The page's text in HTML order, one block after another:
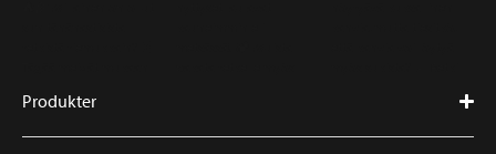
Produkter